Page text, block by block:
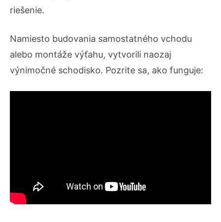
riešenie.
Namiesto budovania samostatného vchodu
alebo montáže výťahu, vytvorili naozaj
výnimočné schodisko. Pozrite sa, ako funguje: